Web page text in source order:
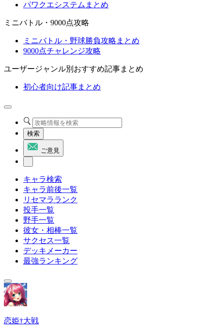
パワクエシステムまとめ
ミニバトル・9000点攻略
ミニバトル・野球勝負攻略まとめ
9000点チャレンジ攻略
ユーザージャンル別おすすめ記事まとめ
初心者向け記事まとめ
検索
ご意見
キャラ検索
キャラ前後一覧
リセマラランク
投手一覧
野手一覧
彼女・相棒一覧
サクセス一覧
デッキメーカー
最強ランキング
恋姫†大戦